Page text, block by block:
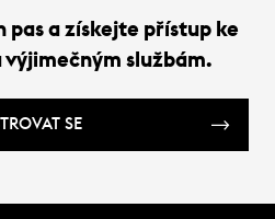
pas a získejte přístup ke
výjimečným službám.
SE